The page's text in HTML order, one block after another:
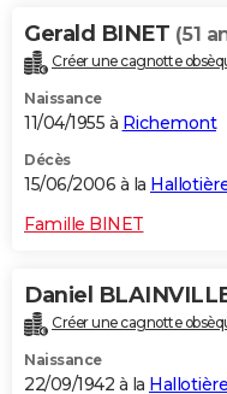
Gerald BINET (51
Créer une cagnotte
Naissance
11/04/1955 à Richemont
Décès
15/06/2006 à la
Famille BINET
Daniel
Créer une cagnotte
Naissance
22/09/1942 à la Hallotière